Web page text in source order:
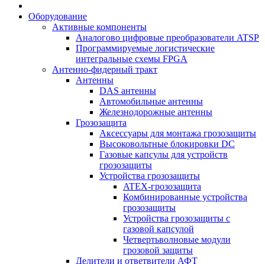
Оборудование
Активные компоненты
Аналогово цифровые преобразователи ATSP
Программируемые логистические
интегральные схемы FPGA
Антенно-фидерный тракт
Антенны
DAS антенны
Автомобильные антенны
Железнодорожные антенны
Грозозащита
Аксессуары для монтажа грозозащиты
Высоковольтные блокировки DC
Газовые капсулы для устройств
грозозащиты
Устройства грозозащиты
ATEX-грозозащита
Комбинированные устройства
грозозащиты
Устройства грозозащиты с
газовой капсулой
Четвертьволновые модули
грозовой защиты
Делители и ответвители АФТ